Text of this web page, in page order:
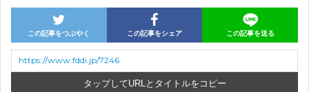
この記事をつぶやく この記事をシェア この記事を送る
https://www.fddi.jp/7246
URLとタイトルをコピー